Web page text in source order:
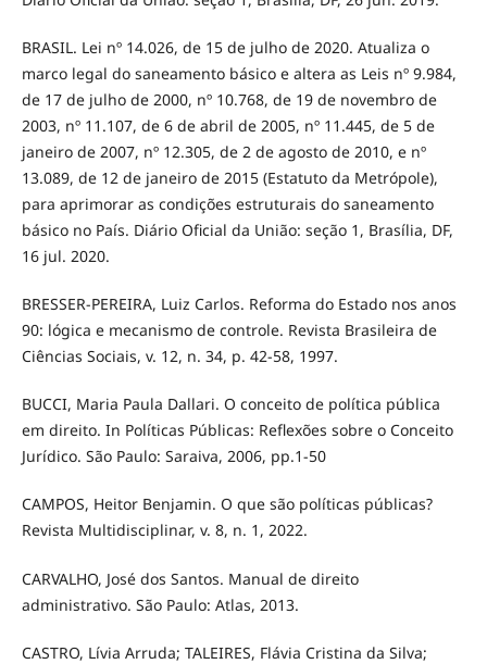
BRASIL. Lei nº 14.026, de 15 de julho de 2020. Atualiza o
marco legal do saneamento básico e altera as Leis nº 9.984,
de 17 de julho de 2000, nº 10.768, de 19 de novembro de
2003, nº 11.107, de 6 de abril de 2005, nº 11.445, de 5 de
janeiro de 2007, nº 12.305, de 2 de agosto de 2010, e nº
13.089, de 12 de janeiro de 2015 (Estatuto da Metrópole),
para aprimorar as condições estruturais do saneamento
básico no País. Diário Oficial da União: seção 1, Brasília, DF,
16 jul. 2020.
BRESSER-PEREIRA, Luiz Carlos. Reforma do Estado nos anos
90: lógica e mecanismo de controle. Revista Brasileira de
Ciências Sociais, v. 12, n. 34, p. 42-58, 1997.
BUCCI, Maria Paula Dallari. O conceito de política pública
em direito. In Políticas Públicas: Reflexões sobre o Conceito
Jurídico. São Paulo: Saraiva, 2006, pp.1-50
CAMPOS, Heitor Benjamin. O que são políticas públicas?
Revista Multidisciplinar, v. 8, n. 1, 2022.
CARVALHO, José dos Santos. Manual de direito
administrativo. São Paulo: Atlas, 2013.
CASTRO, Lívia Arruda; TALEIRES, Flávia Cristina da Silva;